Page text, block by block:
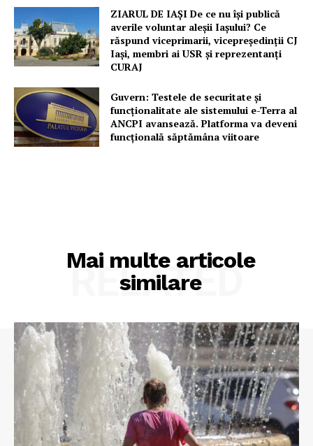
ZIARUL DE IAȘI De ce nu își publică
averile voluntar aleșii Iașului? Ce
răspund viceprimarii, vicepreședinții CJ
Iași, membri ai USR și reprezentanți
CURAJ
Guvern: Testele de securitate și
funcționalitate ale sistemului e-Terra al
ANCPI avansează. Platforma va deveni
funcțională săptămâna viitoare
Mai multe articole
similare
RELATED